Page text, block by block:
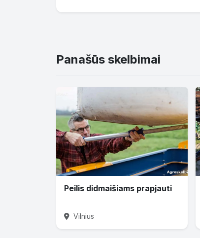
Panašūs skelbimai
Peilis didmaišiams prapjauti
Vilnius